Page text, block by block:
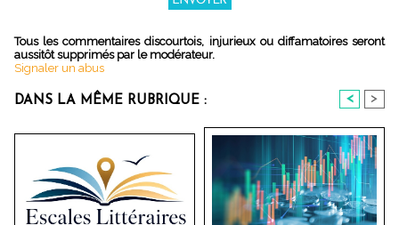
Tous les commentaires discourtois, injurieux ou diffamatoires seront
aussitôt supprimés par le modérateur.
Signaler un abus
DANS LA MÊME RUBRIQUE : < >